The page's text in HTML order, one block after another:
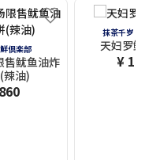
倶楽部
售鱿鱼油炸
辣油)
抹茶千岁・
天妇罗
¥